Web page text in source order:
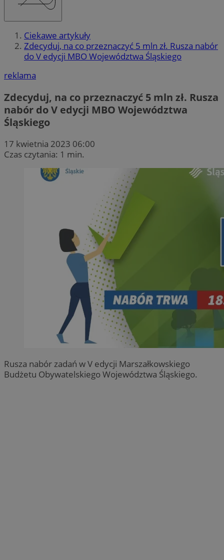
Ciekawe artykuły
Zdecyduj, na co przeznaczyć 5 mln zł. Rusza nabór
do V edycji MBO Województwa Śląskiego
reklama
Zdecyduj, na co przeznaczyć 5 mln zł. Rusza
nabór do V edycji MBO Województwa
Śląskiego
17 kwietnia 2023 06:00
Czas czytania: 1 min.
Rusza nabór zadań w V edycji Marszałkowskiego
Budżetu Obywatelskiego Województwa Śląskiego.